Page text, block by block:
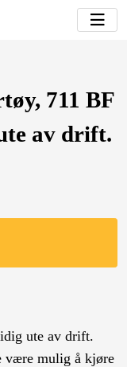
711 BF
av drift.
ute av drift.
være mulig å kjøre